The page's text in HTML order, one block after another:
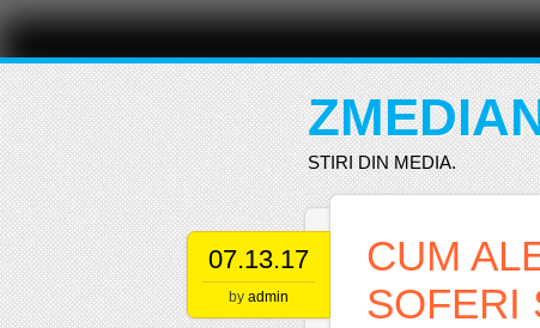
Main menu
Skip
content
STIRI DIN MEDIA.
07.13.17
by admin
CUM
SOFERI